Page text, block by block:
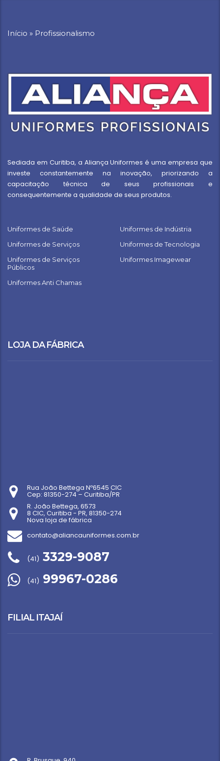
Início » Profissionalismo
Sediada em Curitiba, a Aliança Uniformes é uma empresa que
investe constantemente na inovação, priorizando a
capacitação técnica de seus profissionais e
consequentemente a qualidade de seus produtos.
Uniformes de Saúde
Uniformes de Indústria
Uniformes de Serviços
Uniformes de Tecnologia
Uniformes de Serviços
Públicos
Uniformes Imagewear
Uniformes Anti Chamas
LOJA DA FÁBRICA
Rua João Bettega Nº6545 CIC
Cep: 81350-274 – Curitiba/PR
R. João Bettega, 6573
8 CIC, Curitiba - PR, 81350-274
Nova loja de fábrica
contato@aliancauniformes.com.br
(41) 3329-9087
(41) 99967-0286
FILIAL ITAJAÍ